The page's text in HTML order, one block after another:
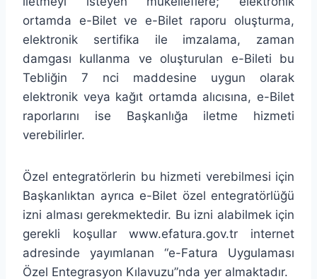
ortamda e-Bilet ve e-Bilet raporu oluşturma,
elektronik sertifika ile imzalama, zaman
damgası kullanma ve oluşturulan e-Bileti bu
Tebliğin 7 nci maddesine uygun olarak
elektronik veya kağıt ortamda alıcısına, e-Bilet
raporlarını ise Başkanlığa iletme hizmeti
verebilirler.
Özel entegratörlerin bu hizmeti verebilmesi için
Başkanlıktan ayrıca e-Bilet özel entegratörlüğü
izni alması gerekmektedir. Bu izni alabilmek için
gerekli koşullar www.efatura.gov.tr internet
adresinde yayımlanan “e-Fatura Uygulaması
Özel Entegrasyon Kılavuzu”nda yer almaktadır.